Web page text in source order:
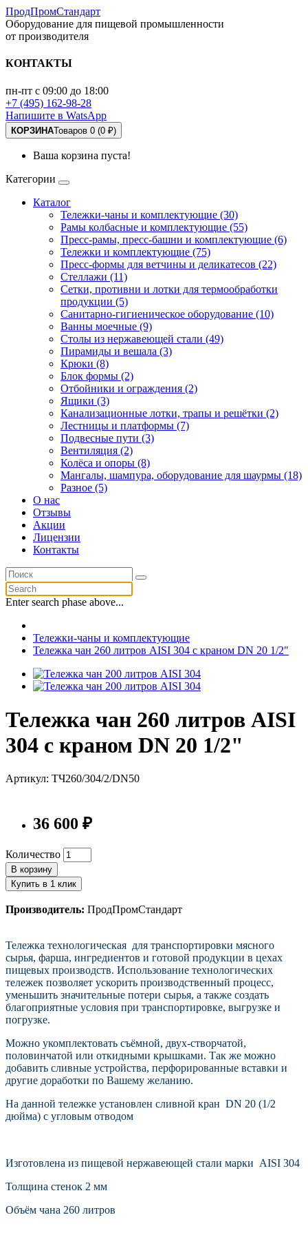
ПродПромСтандарт
Оборудование для пищевой промышленности
от производителя
КОНТАКТЫ
пн-пт с 09:00 до 18:00
+7 (495) 162-98-28
Напишите в WatsApp
КОРЗИНАТоваров 0 (0 ₽)
Ваша корзина пуста!
Категории
Каталог
Тележки-чаны и комплектующие (30)
Рамы колбасные и комплектующие (55)
Пресс-рамы, пресс-башни и комплектующие (6)
Тележки и комплектующие (75)
Пресс-формы для ветчины и деликатесов (22)
Стеллажи (11)
Сетки, противни и лотки для термообработки
продукции (5)
Санитарно-гигиеническое оборудование (10)
Ванны моечные (9)
Столы из нержавеющей стали (49)
Пирамиды и вешала (3)
Крюки (8)
Блок формы (2)
Отбойники и ограждения (2)
Ящики (3)
Канализационные лотки, трапы и решётки (2)
Лестницы и платформы (7)
Подвесные пути (3)
Вентиляция (2)
Колёса и опоры (8)
Мангалы, шампура, оборудование для шаурмы (18)
Разное (5)
О нас
Отзывы
Акции
Лицензии
Контакты
Enter search phase above...
Тележки-чаны и комплектующие
Тележка чан 260 литров AISI 304 с краном DN 20 1/2"
Тележка чан 260 литров AISI
304 с краном DN 20 1/2"
Артикул: ТЧ260/304/2/DN50
36 600 ₽
Количество
В корзину
Купить в 1 клик
Производитель: ПродПромСтандарт
Тележка технологическая для транспортировки мясного
сырья, фарша, ингредиентов и готовой продукции в цехах
пищевых производств. Использование технологических
тележек позволяет ускорить производственный процесс,
уменьшить значительные потери сырья, а также создать
благоприятные условия при транспортировке, выгрузке и
погрузке.
Можно укомплектовать съёмной, двух-створчатой,
половинчатой или откидными крышками. Так же можно
добавить сливные устройства, перфорированные вставки и
другие доработки по Вашему желанию.
На данной тележке установлен сливной кран DN 20 (1/2
дюйма) с угловым отводом
Изготовлена из пищевой нержавеющей стали марки AISI 304
Толщина стенок 2 мм
Объём чана 260 литров